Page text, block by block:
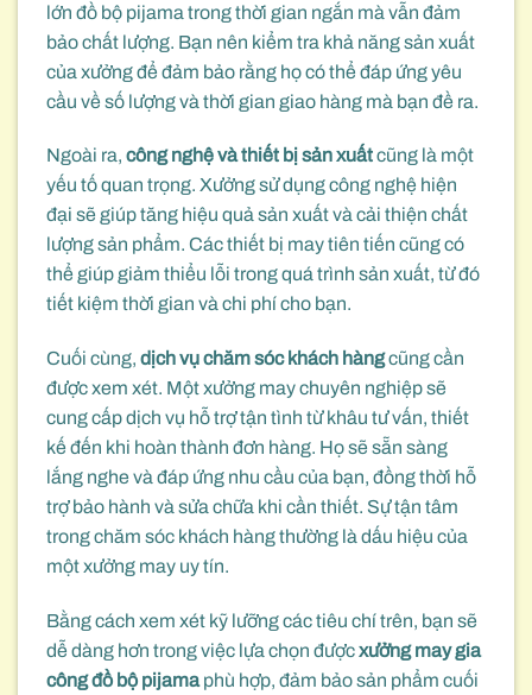
lớn đồ bộ pijama trong thời gian ngắn mà vẫn đảm
bảo chất lượng. Bạn nên kiểm tra khả năng sản xuất
của xưởng để đảm bảo rằng họ có thể đáp ứng yêu
cầu về số lượng và thời gian giao hàng mà bạn đề ra.
Ngoài ra, công nghệ và thiết bị sản xuấtcũng là một
yếu tố quan trọng. Xưởng sử dụng công nghệ hiện
đại sẽ giúp tăng hiệu quả sản xuất và cải thiện chất
lượng sản phẩm. Các thiết bị may tiên tiến cũng có
thể giúp giảm thiểu lỗi trong quá trình sản xuất, từ đó
tiết kiệm thời gian và chi phí cho bạn.
Cuối cùng, dịch vụ chăm sóc khách hàngcũng cần
được xem xét. Một xưởng may chuyên nghiệp sẽ
cung cấp dịch vụ hỗ trợ tận tình từ khâu tư vấn, thiết
kế đến khi hoàn thành đơn hàng. Họ sẽ sẵn sàng
lắng nghe và đáp ứng nhu cầu của bạn, đồng thời hỗ
trợ bảo hành và sửa chữa khi cần thiết. Sự tận tâm
trong chăm sóc khách hàng thường là dấu hiệu của
một xưởng may uy tín.
Bằng cách xem xét kỹ lưỡng các tiêu chí trên, bạn sẽ
dễ dàng hơn trong việc lựa chọn đượcxưởng may gia
công đồ bộ pijamaphù hợp, đảm bảo sản phẩm cuối